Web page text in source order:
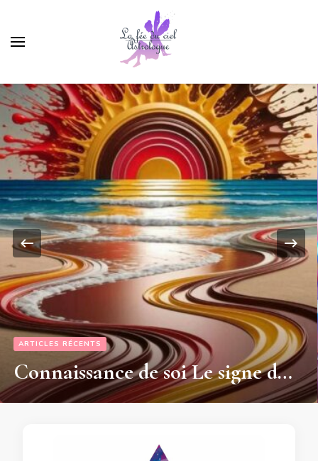
ARTICLES RÉCENTS
Connaissance de soi Le signe du Cancer a une importance capitale suivant votre année de naissance